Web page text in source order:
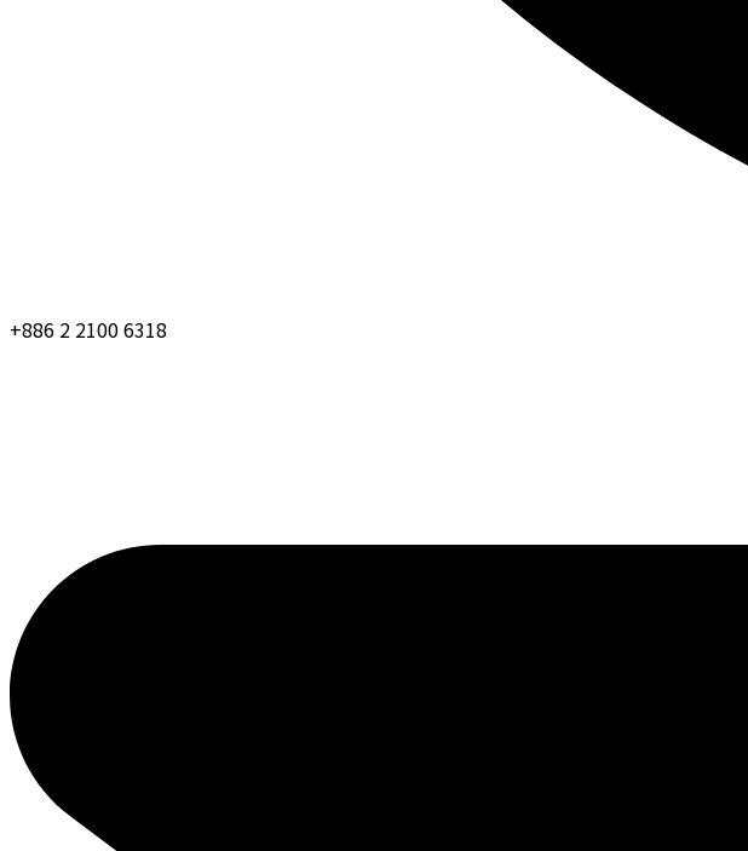
+886 2 2100 6318